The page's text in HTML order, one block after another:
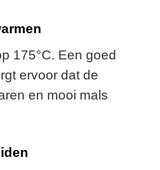
175°C. Een goed
ervoor dat de
en mooi mals